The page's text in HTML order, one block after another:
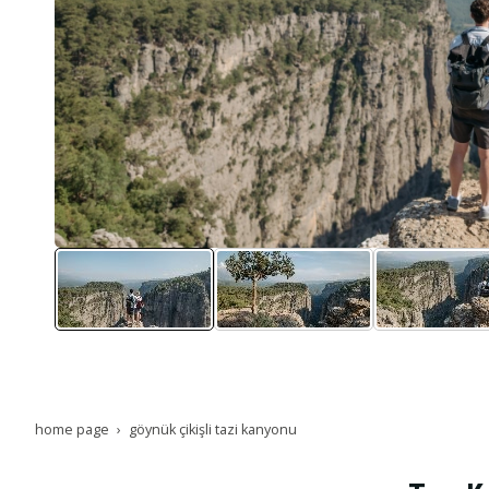
home page göynük çikişli tazi kanyonu